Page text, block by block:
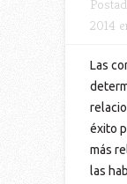
2014
Las
éxito
más
las